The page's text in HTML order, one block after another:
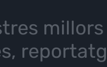
millors